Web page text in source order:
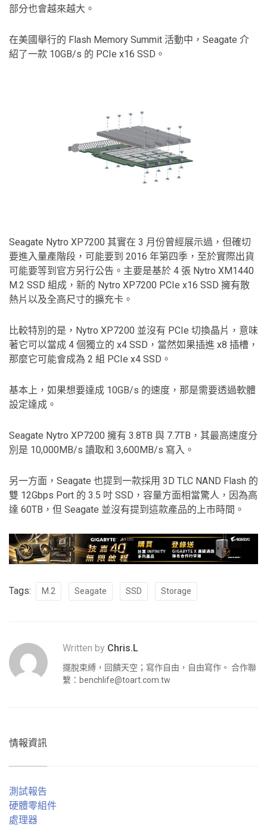
部分也會越來越大。
在美國舉行的 Flash Memory Summit 活動中，Seagate 介
紹了一款 10GB/s 的 PCIe x16 SSD。
Seagate Nytro XP7200 其實在 3 月份曾經展示過，但確切
要進入量產階段，可能要到 2016 年第四季，至於實際出貨
可能要等到官方另行公告。主要是基於 4 張 Nytro XM1440
M.2 SSD 組成，新的 Nytro XP7200 PCIe x16 SSD 擁有散
熱片以及全高尺寸的擴充卡。
比較特別的是，Nytro XP7200 並沒有 PCIe 切換晶片，意味
著它可以當成 4 個獨立的 x4 SSD，當然如果插進 x8 插槽，
那麼它可能會成為 2 組 PCIe x4 SSD。
基本上，如果想要達成 10GB/s 的速度，那是需要透過軟體
設定達成。
Seagate Nytro XP7200 擁有 3.8TB 與 7.7TB，其最高速度分
別是 10,000MB/s 讀取和 3,600MB/s 寫入。
另一方面，Seagate 也提到一款採用 3D TLC NAND Flash 的
雙 12Gbps Port 的 3.5 吋 SSD，容量方面相當驚人，因為高
達 60TB，但 Seagate 並沒有提到這款產品的上市時間。
Tags: M.2 Seagate SSD Storage
Written by Chris.L
擺脫束縛，回饋天空；寫作自由，自由寫作。 合作聯
繫： benchlife@toart.com.tw
情報資訊
測試報告
硬體零組件
處理器